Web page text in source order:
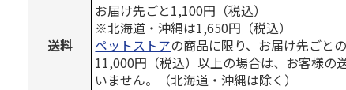
送料
お届け先ごと1,100円（税込）
※北海道・沖縄は1,650円（税込）
ペットストアの商品に限り、お届け先ごと
11,000円（税込）以上の場合は、お客様の
いません。（北海道・沖縄は除く）